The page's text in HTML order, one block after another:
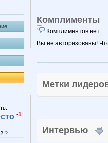
-1
?
Комплименты
Комплиментов нет.
Вы не авторизованы!
Метки
Интервью